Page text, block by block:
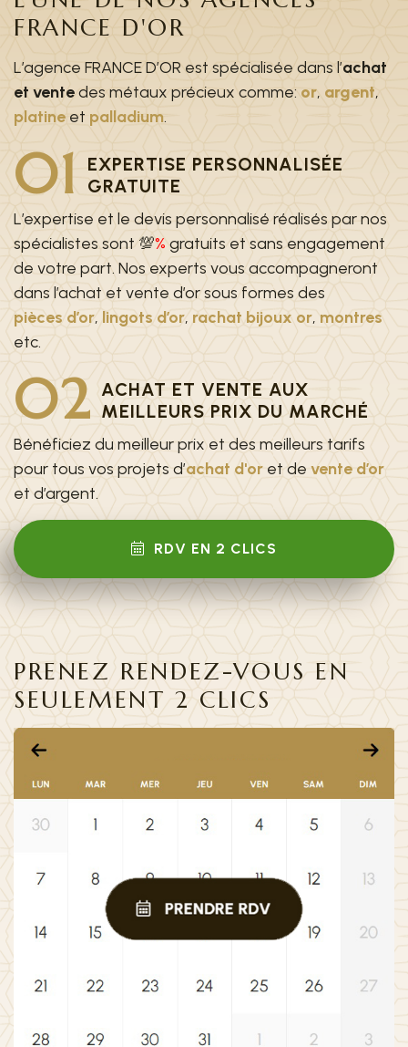
FRANCE D'OR
L’agence FRANCE D’OR est spécialisée dans l’achat
et ventedes métaux précieux comme: or, argent,
platine et palladium.
01
EXPERTISE PERSONNALISÉE
GRATUITE
L’expertise et le devis personnalisé réalisés par nos
spécialistes sont 💯% gratuits et sans engagement
de votre part. Nos experts vous accompagneront
dans l’achat et vente d’or sous formes des
pièces d’or, lingots d’or, rachat bijoux or, montres
etc.
02 ACHAT ET VENTE AUX
MEILLEURS PRIX DU MARCHÉ
Bénéficiez du meilleur prix et des meilleurs tarifs
pour tous vos projets d’achat d'or et de vente d’or
et d’argent.
RDV EN 2 CLICS
PRENEZ RENDEZ-VOUS EN
SEULEMENT 2 CLICS